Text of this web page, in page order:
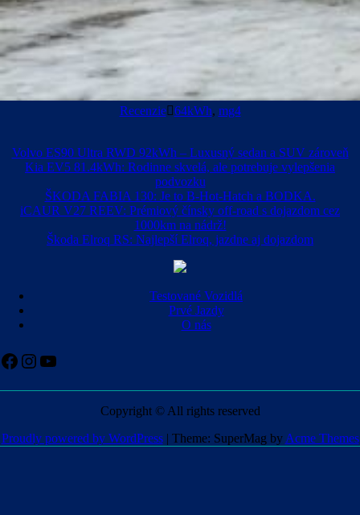
Recenzie 64kWh, mg4
Volvo ES90 Ultra RWD 92kWh – Luxusný sedan a SUV zároveň
Kia EV5 81.4kWh: Rodinne skvelá, ale potrebuje vylepšenia
podvozku
ŠKODA FABIA 130: Je to B-Hot-Hatch a BODKA.
iCAUR V27 REEV: Prémiový čínsky off-road s dojazdom cez
1000km na nádrž!
Škoda Elroq RS: Najlepší Elroq, jazdne aj dojazdom
Testované Vozidlá
Prvé Jazdy
O nás
Facebook
Instagram
YouTube
Copyright © All rights reserved
Proudly powered by WordPress | Theme: SuperMag by Acme Themes